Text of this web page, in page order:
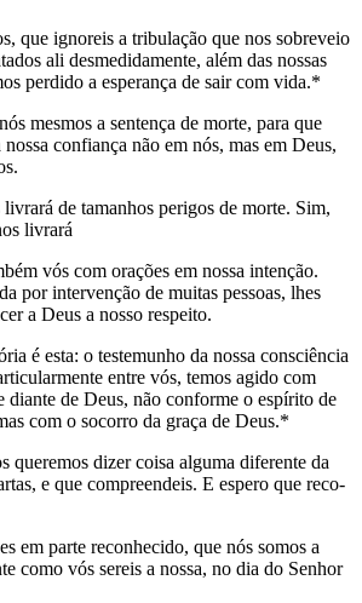
que igno­reis a tribulação que nos sobreveio
ali desmedidamente, além das nossas
perdido a esperanç­a de sair com vida.*
mesmos a sentença de morte, para que
nossa confiança não em nós, mas em Deus,
de tamanhos perigos de morte. Sim,
livrará
vós com orações em nossa intenção.
por intervenção de muitas pessoas, lhes
a Deus a nosso respeito.
é esta: o testemunho da nossa consciência
entre vós, temos agido com
diante de Deus, não conforme o espírito de
com o socorro da graça de Deus.*
queremos dizer coisa alguma diferente da
e que compreendeis. E espero que reco­
em parte reconhecido, que nós somos a
como vós sereis a nossa, no dia do Senhor